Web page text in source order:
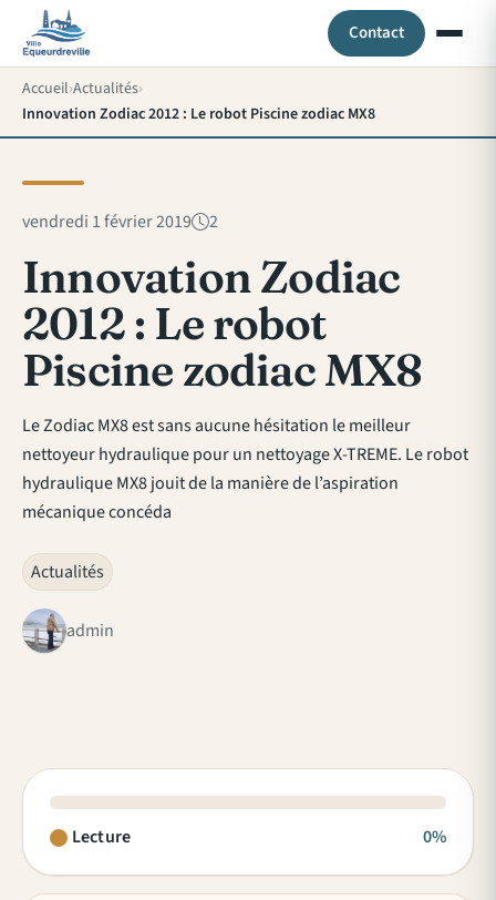
Contact
Accueil Actualités
Innovation Zodiac 2012 : Le robot Piscine zodiac MX8
vendredi 1 février 2019 2
Innovation Zodiac
2012 : Le robot
Piscine zodiac MX8
Le Zodiac MX8 est sans aucune hésitation le meilleur
nettoyeur hydraulique pour un nettoyage X-TREME. Le robot
hydraulique MX8 jouit de la manière de l’aspiration
mécanique concéda
Actualités
admin
Lecture 0%